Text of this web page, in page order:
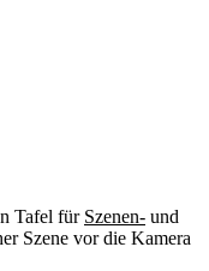
Tafel für Szenen- und
Szene vor die Kamera